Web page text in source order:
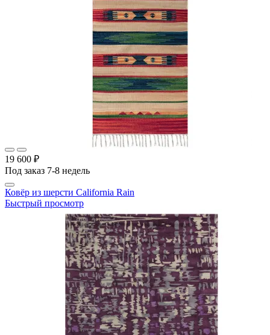
19 600 ₽
Под заказ 7-8 недель
Ковёр из шерсти California Rain
Быстрый просмотр